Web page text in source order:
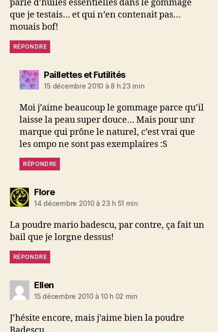
parle d’huiles essentielles dans le gommage
que je testais… et qui n’en contenait pas…
mouais bof!
RÉPONDRE
Paillettes et Futilitésdit :
15 décembre 2010 à 8 h 23 min
Moi j’aime beaucoup le gommage parce qu’il
laisse la peau super douce… Mais pour unr
marque qui prône le naturel, c’est vrai que
les ompo ne sont pas exemplaires :S
RÉPONDRE
Floredit :
14 décembre 2010 à 23 h 51 min
La poudre mario badescu, par contre, ça fait un
bail que je lorgne dessus!
RÉPONDRE
Ellendit :
15 décembre 2010 à 10 h 02 min
J’hésite encore, mais j’aime bien la poudre